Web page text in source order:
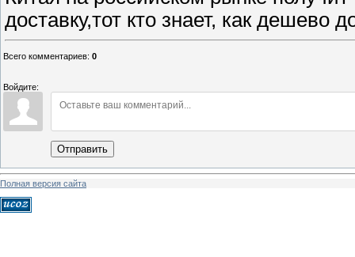
доставку,тот кто знает, как дешево
Всего комментариев: 0
Войдите:
Отправить
Полная версия сайта